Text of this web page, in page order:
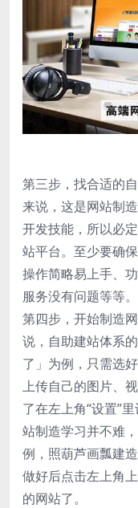
第三步，找合适的
来说，这是网站制
开发技能，所以必
站平台。至少要确
操作简略易上手、
服务没有问题等等。
第四步，开始制造
说，自助建站体系
了」为例，只需选
上传自己的图片、
了在左上角“设置”
站制造学习并不难
例，照葫芦画瓢建造
做好后点击左上角
的网站了。